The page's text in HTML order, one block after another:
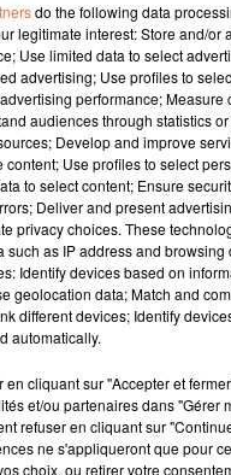
vous
à L'Absie a t-elle été
hier Anne-Marie
deuxième répond.
général et
la FNSEA 79, le
président du syndicat.
du tourisme
Aubiers, saluant ainsi
d'entreprise ( photo ).
par la flambée des
repose sud les
do the following data
legitimate interest: Store and/or
Use limited data to select
advertising; Use profiles to
performance; Measure
audiences through statistics
Develop and improve
Use profiles to select
to select content; Ensure
Deliver and present
privacy choices. These
such as IP address and browsing
Identify devices based on
geolocation data; Match and
different devices; Identify
automatically.
en cliquant sur "Accepter et
et/ou partenaires dans "Gérer
refuser en cliquant sur
ne s'appliqueront que pour
choix, ou retirer votre